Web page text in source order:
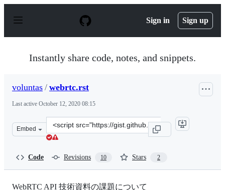
p
Sign in Sign up
Instantly share code, notes, and snippets.
voluntas / webrtc.rst
Last active October 12, 2020 08:15
Embed
Clone
this
Code Revisions 10 Stars 2
WebRTC API 技術資料の課題について